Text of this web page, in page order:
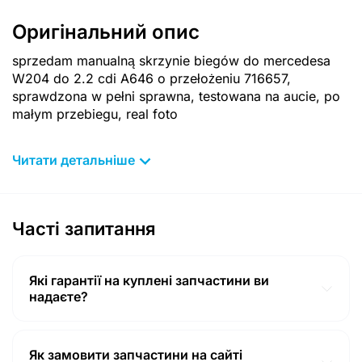
Оригінальний опис
sprzedam manualną skrzynie biegów do mercedesa
W204 do 2.2 cdi A646 o przełożeniu 716657,
sprawdzona w pełni sprawna, testowana na aucie, po
małym przebiegu, real foto
Читати детальніше
Часті запитання
Які гарантії на куплені запчастини ви
надаєте?
Польщі! Включаючи доставку з Польщі у місто Ковель
Як замовити запчастини на сайті